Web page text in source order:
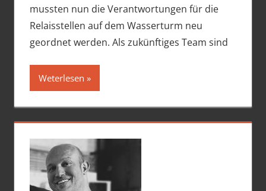
mussten nun die Verantwortungen für die
Relaisstellen auf dem Wasserturm neu
geordnet werden. Als zukünftiges Team sind
Weterlesen